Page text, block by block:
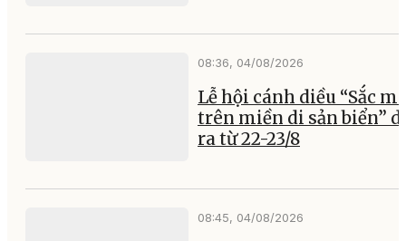
08:36, 04/08/2026
Lễ hội cánh diều “Sắc
trên miền di sản biển”
ra từ 22-23/8
08:45, 04/08/2026